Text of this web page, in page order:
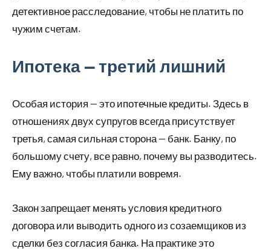
детективное расследование, чтобы не платить по
чужим счетам.
Ипотека — третий лишний
Особая история — это ипотечные кредиты. Здесь в
отношениях двух супругов всегда присутствует
третья, самая сильная сторона — банк. Банку, по
большому счету, все равно, почему вы разводитесь.
Ему важно, чтобы платили вовремя.
Закон запрещает менять условия кредитного
договора или выводить одного из созаемщиков из
сделки без согласия банка. На практике это